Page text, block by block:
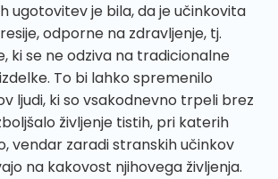
ugotovitev je bila, da je učinkovita
odporne na zdravljenje, tj.
ki se ne odziva na tradicionalne
To bi lahko spremenilo
ljudi, ki so vsakodnevno trpeli brez
življenje tistih, pri katerih
vendar zaradi stranskih učinkov
na kakovost njihovega življenja.